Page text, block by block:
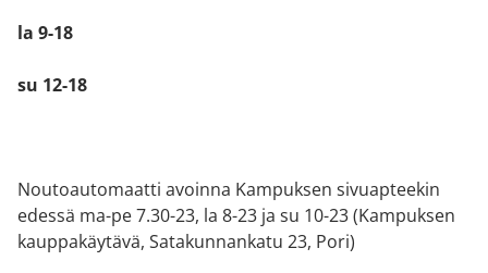
la 9-18
su 12-18
Noutoautomaatti avoinna Kampuksen sivuapteekin
edessä ma-pe 7.30-23, la 8-23 ja su 10-23 (Kampuksen
kauppakäytävä, Satakunnankatu 23, Pori)